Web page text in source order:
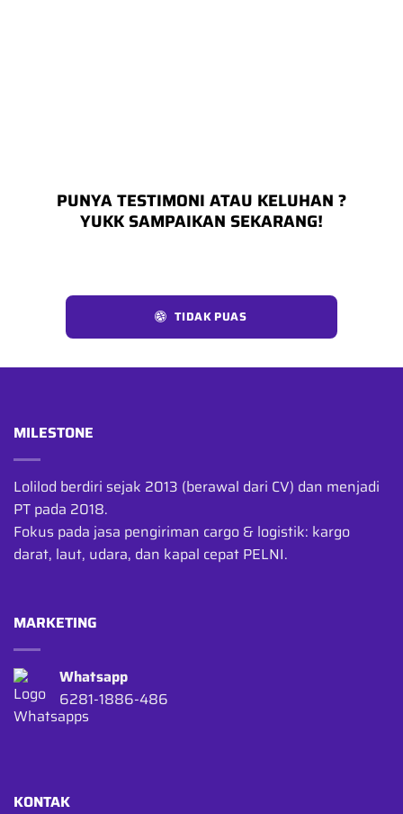
PUNYA TESTIMONI ATAU KELUHAN ?
YUKK SAMPAIKAN SEKARANG!
TIDAK PUAS
MILESTONE
Lolilod berdiri sejak 2013 (berawal dari CV) dan menjadi
PT pada 2018.
Fokus pada jasa pengiriman cargo & logistik: kargo
darat, laut, udara, dan kapal cepat PELNI.
MARKETING
Whatsapp
6281-1886-486
KONTAK